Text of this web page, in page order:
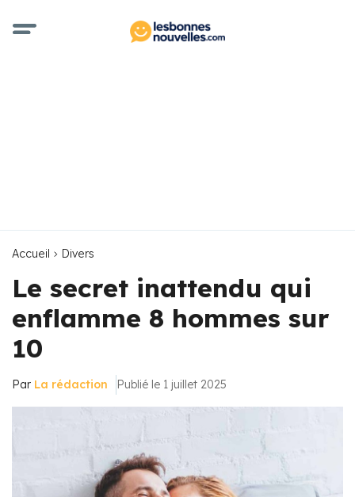
Accueil Divers
Le secret inattendu qui
enflamme 8 hommes sur
10
Par La rédaction Publié le 1 juillet 2025